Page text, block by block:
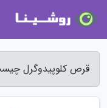
قرص کلوپیدوگرل